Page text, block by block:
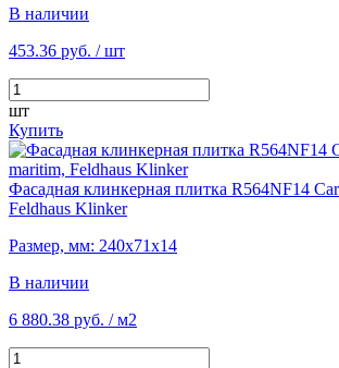
В наличии
453.36 руб. / шт
шт
Купить
Фасадная клинкерная плитка R564NF14
Feldhaus Klinker
Размер, мм: 240х71х14
В наличии
6 880.38 руб. / м2